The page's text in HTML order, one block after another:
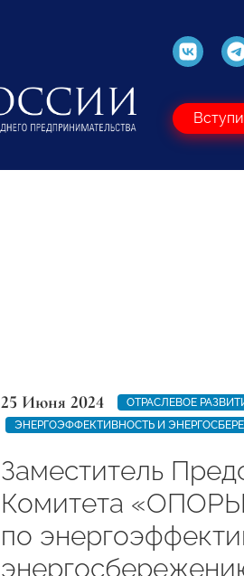
25 Июня 2024
ОТРАСЛЕВОЕ
ЭНЕРГОЭФФЕКТИВНОСТЬ И
Заместитель
Комитета
по